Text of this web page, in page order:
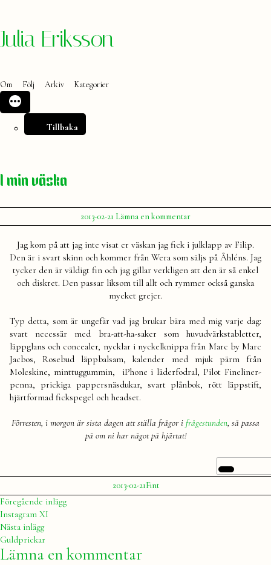
Hoppa
Julia Eriksson
Om Följ Arkiv Kategorier
Tillbaka
I min väska
Publicerat
av
Julia
2013-02-21 Lämna en kommentartill
I
min
väska
Jag kom på att jag inte visat er väskan jag fick i julklapp av Filip.
Den är i svart skinn och kommer från Wera som säljs på Åhléns. Jag
tycker den är väldigt fin och jag gillar verkligen att den är så enkel
och diskret. Den passar liksom till allt och rymmer också ganska
mycket grejer.
Typ detta, som är ungefär vad jag brukar bära med mig varje dag:
svart necessär med bra-att-ha-saker som huvudvärkstabletter,
läppglans och concealer, nycklar i nyckelknippa från Marc by Marc
Jacbos, Rosebud läppbalsam, kalender med mjuk pärm från
Moleskine, minttuggummin, iPhone i läderfodral, Pilot Fineliner-
penna, prickiga pappersnäsdukar, svart plånbok, rött läppstift,
hjärtformad fickspegel och headset.
Förresten, i morgon är sista dagen att ställa frågor i frågestunden, så passa
på om ni har något på hjärtat!
Publicerat
av
Julia
2013-02-21Publicerat
i
Fint
Inläggsnavigering
Föregående inläggFöregående
Instagram XI
Nästa inläggNästa
inlägg:
Guldprickar
Lämna en kommentar